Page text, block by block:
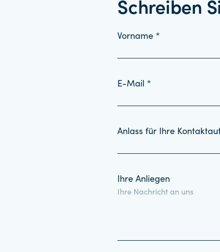
Schreiben
Vorname *
E-Mail *
Anlass für Ihre
Ihre Anliegen